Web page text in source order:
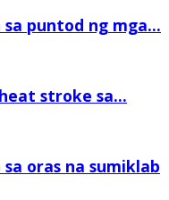
puntod ng mga...
stroke sa...
oras na sumiklab